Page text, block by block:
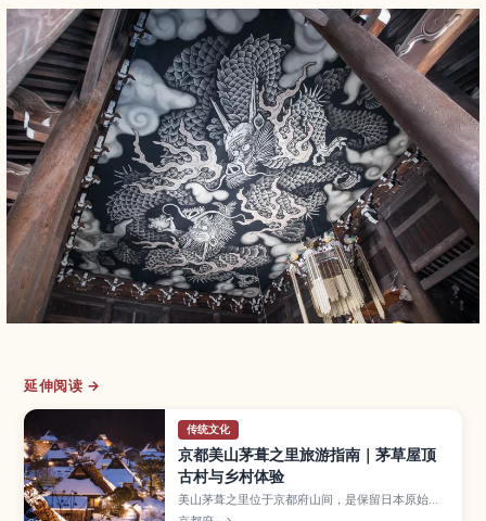
延伸阅读 →
传统文化
京都美山茅葺之里旅游指南｜茅草屋顶
古村与乡村体验
美山茅葺之里位于京都府山间，是保留日本原始乡
村风貌的茅草屋顶聚落。本文将介绍村庄的历史与